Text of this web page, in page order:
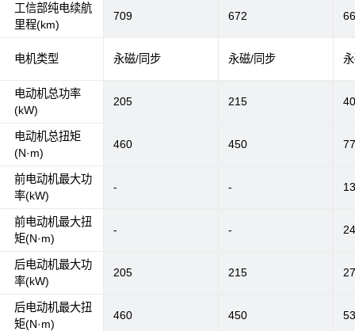
工信部纯电续航
里程(km)
电机类型
电动机总功率
(kW)
电动机总扭矩
(N·m)
前电动机最大功
率(kW)
前电动机最大扭
矩(N·m)
后电动机最大功
率(kW)
后电动机最大扭
矩(N·m)
709 672
永磁/同步 永磁/同步
205 215
460 450
- -
- -
205 215
460 450